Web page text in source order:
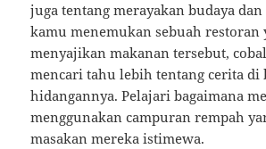
juga tentang merayakan budaya
kamu menemukan sebuah restoran
menyajikan makanan tersebut,
mencari tahu lebih tentang cerita di
hidangannya. Pelajari bagaimana
menggunakan campuran rempah
masakan mereka istimewa.